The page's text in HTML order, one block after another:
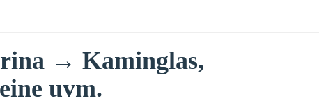
→ Kaminglas,
uvm.